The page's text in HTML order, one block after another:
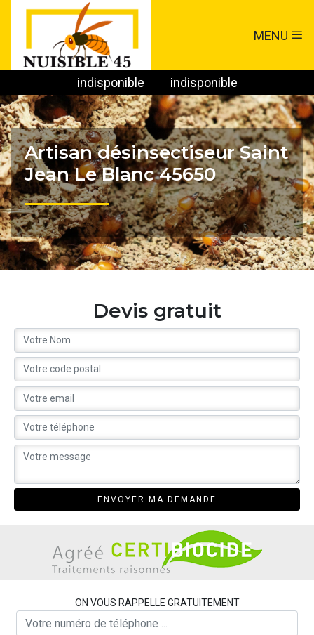
MENU
indisponible - indisponible
Artisan désinsectiseur Saint
Jean Le Blanc 45650
Devis gratuit
ON VOUS RAPPELLE GRATUITEMENT